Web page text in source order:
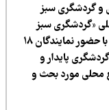
سبز
سبز
چرخشی» در باکو شرکت کرد. در این نشست که با حضور نمایندگان ۱۸
پایدار و
مورد بحث و